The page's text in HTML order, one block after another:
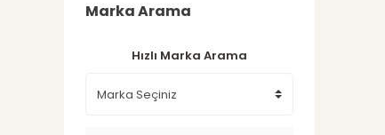
Marka Arama
Hızlı Marka Arama